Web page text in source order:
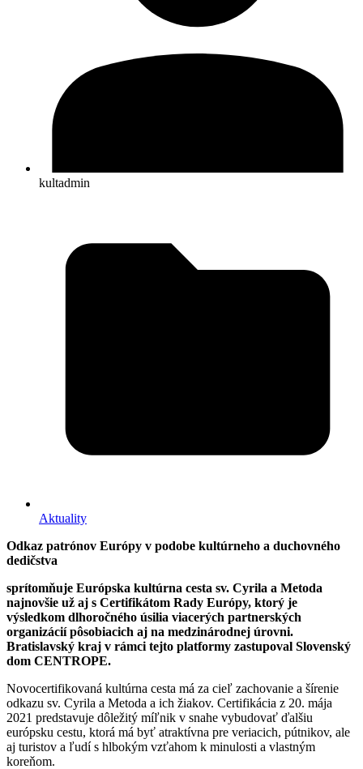
kultadmin
Aktuality
Odkaz patrónov Európy v podobe kultúrneho a duchovného
dedičstva
sprítomňuje Európska kultúrna cesta sv. Cyrila a Metoda
najnovšie už aj s Certifikátom Rady Európy, ktorý je
výsledkom dlhoročného úsilia viacerých partnerských
organizácií pôsobiacich aj na medzinárodnej úrovni.
Bratislavský kraj v rámci tejto platformy zastupoval Slovenský
dom CENTROPE.
Novocertifikovaná kultúrna cesta má za cieľ zachovanie a šírenie
odkazu sv. Cyrila a Metoda a ich žiakov. Certifikácia z 20. mája
2021 predstavuje dôležitý míľnik v snahe vybudovať ďalšiu
európsku cestu, ktorá má byť atraktívna pre veriacich, pútnikov, ale
aj turistov a ľudí s hlbokým vzťahom k minulosti a vlastným
koreňom.